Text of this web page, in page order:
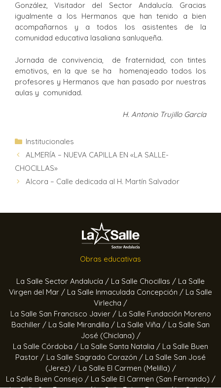
González, Visitador del Sector Andalucía. Gracias
igualmente a los Hermanos que han tenido a bien
acompañarnos y a todos los asistentes de la
comunidad educativa lasaliana sanluqueña.
Jornada de convivencia, de fraternidad, con tintes
emotivos, en la que se ha homenajeado todos los
profesores y Hermanos que han pasado por nuestras
aulas y comunidad.
H. Antonio Trujillo García
Institucionales
ALMERÍA – NUEVA CAPILLA EN «LA SALLE-
CHOCILLAS»
Alcora – Calle dedicada al H. Martín Salvador
Obras educativas
La Salle Sector Andalucía / La Salle Chocillas / La Salle
Virgen del Mar / La Salle Inmaculada Concepción / La Salle
Virlecha /
La Salle San Francisco Javier / La Salle Fundación Moreno
Bachiller / La Salle Mirandilla / La Salle Viña / La Salle San
José (Chiclana) /
La Salle Córdoba / La Salle Santa Natalia / La Salle Buen
Pastor / La Salle Sagrado Corazón / La Salle San José
(Jerez) / La Salle El Carmen (Melilla) /
La Salle Buen Consejo / La Salle El Carmen (San Fernando) /